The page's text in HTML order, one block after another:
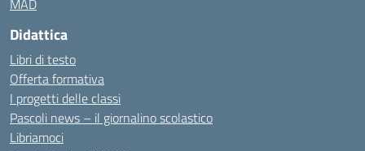
MAD
Didattica
Libri di testo
Offerta formativa
I progetti delle classi
Pascoli news – il giornalino scolastico
Libriamoci